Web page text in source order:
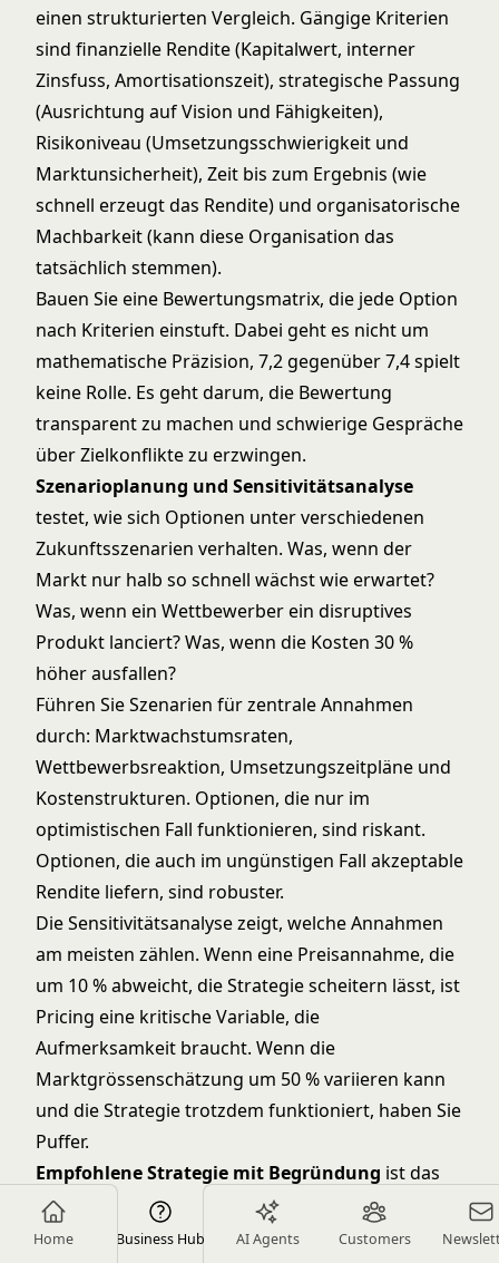
Home Business Hub AI Agents Customers
einen strukturierten Vergleich. Gängige Kriterien
sind finanzielle Rendite (Kapitalwert, interner
Zinsfuss, Amortisationszeit), strategische Passung
(Ausrichtung auf Vision und Fähigkeiten),
Risikoniveau (Umsetzungsschwierigkeit und
Marktunsicherheit), Zeit bis zum Ergebnis (wie
schnell erzeugt das Rendite) und organisatorische
Machbarkeit (kann diese Organisation das
tatsächlich stemmen).
Bauen Sie eine Bewertungsmatrix, die jede Option
nach Kriterien einstuft. Dabei geht es nicht um
mathematische Präzision, 7,2 gegenüber 7,4 spielt
keine Rolle. Es geht darum, die Bewertung
transparent zu machen und schwierige Gespräche
über Zielkonflikte zu erzwingen.
Szenarioplanung und Sensitivitätsanalyse
testet, wie sich Optionen unter verschiedenen
Zukunftsszenarien verhalten. Was, wenn der
Markt nur halb so schnell wächst wie erwartet?
Was, wenn ein Wettbewerber ein disruptives
Produkt lanciert? Was, wenn die Kosten 30 %
höher ausfallen?
Führen Sie Szenarien für zentrale Annahmen
durch: Marktwachstumsraten,
Wettbewerbsreaktion, Umsetzungszeitpläne und
Kostenstrukturen. Optionen, die nur im
optimistischen Fall funktionieren, sind riskant.
Optionen, die auch im ungünstigen Fall akzeptable
Rendite liefern, sind robuster.
Die Sensitivitätsanalyse zeigt, welche Annahmen
am meisten zählen. Wenn eine Preisannahme, die
um 10 % abweicht, die Strategie scheitern lässt, ist
Pricing eine kritische Variable, die
Aufmerksamkeit braucht. Wenn die
Marktgrössenschätzung um 50 % variieren kann
und die Strategie trotzdem funktioniert, haben Sie
Puffer.
Empfohlene Strategie mit Begründung ist das
Herzstück Ihres Deliverables. Welche Option
empfehlen Sie basierend auf Analyse und